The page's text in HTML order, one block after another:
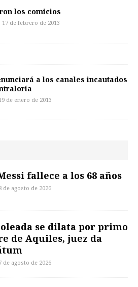
los comicios
17 de febrero de 2013
a los canales incautados
de enero de 2013
fallece a los 68 años
de agosto de 2026
se dilata por primo
de Aquiles, juez da
de agosto de 2026